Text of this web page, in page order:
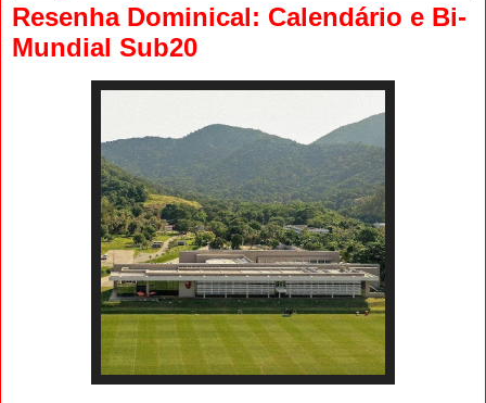
Resenha Dominical: Calendário e Bi-
Mundial Sub20